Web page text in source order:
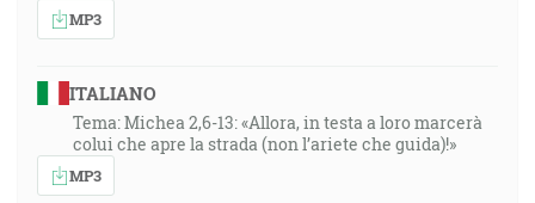
MP3
ITALIANO
Tema: Michea 2,6-13: «Allora, in testa a loro marcerà
colui che apre la strada (non l’ariete che guida)!»
MP3